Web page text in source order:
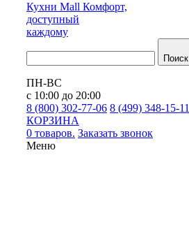
Кухни Mall Комфорт,
доступный
каждому
Поиск
ПН-ВС
с 10:00 до 20:00
8 (800) 302-77-06 8 (499) 348-15-11
КОРЗИНА
0 товаров. Заказать звонок
Меню